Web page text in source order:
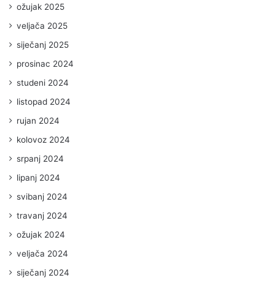
ožujak 2025
veljača 2025
siječanj 2025
prosinac 2024
studeni 2024
listopad 2024
rujan 2024
kolovoz 2024
srpanj 2024
lipanj 2024
svibanj 2024
travanj 2024
ožujak 2024
veljača 2024
siječanj 2024